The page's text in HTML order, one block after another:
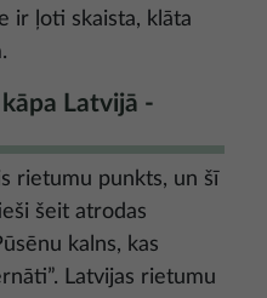
ir ļoti skaista, klāta
Latvijā -
rietumu punkts, un šī
šeit atrodas
kalns, kas
Latvijas rietumu